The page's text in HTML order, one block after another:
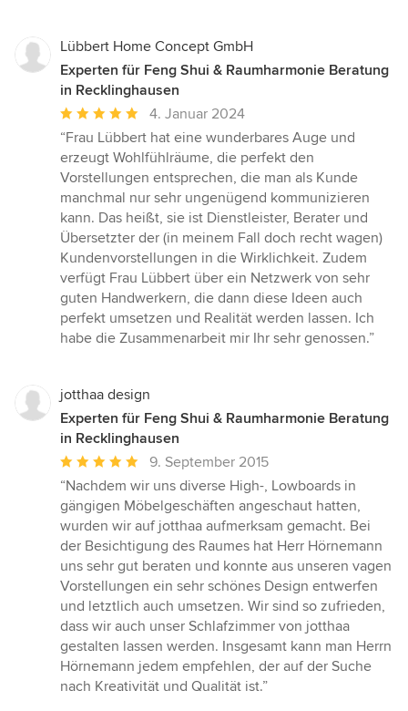
Lübbert Home Concept GmbH
Experten für Feng Shui & Raumharmonie Beratung
in Recklinghausen
Durchschnittliche
Bewertung:
5
von
5
Sternen
4. Januar 2024
“Frau Lübbert hat eine wunderbares Auge und
erzeugt Wohlfühlräume, die perfekt den
Vorstellungen entsprechen, die man als Kunde
manchmal nur sehr ungenügend kommunizieren
kann. Das heißt, sie ist Dienstleister, Berater und
Übersetzter der (in meinem Fall doch recht wagen)
Kundenvorstellungen in die Wirklichkeit. Zudem
verfügt Frau Lübbert über ein Netzwerk von sehr
guten Handwerkern, die dann diese Ideen auch
perfekt umsetzen und Realität werden lassen. Ich
habe die Zusammenarbeit mir Ihr sehr genossen.”
jotthaa design
Experten für Feng Shui & Raumharmonie Beratung
in Recklinghausen
Durchschnittliche
Bewertung:
5
von
5
Sternen
9. September 2015
“Nachdem wir uns diverse High-, Lowboards in
gängigen Möbelgeschäften angeschaut hatten,
wurden wir auf jotthaa aufmerksam gemacht. Bei
der Besichtigung des Raumes hat Herr Hörnemann
uns sehr gut beraten und konnte aus unseren vagen
Vorstellungen ein sehr schönes Design entwerfen
und letztlich auch umsetzen. Wir sind so zufrieden,
dass wir auch unser Schlafzimmer von jotthaa
gestalten lassen werden. Insgesamt kann man Herrn
Hörnemann jedem empfehlen, der auf der Suche
nach Kreativität und Qualität ist.”